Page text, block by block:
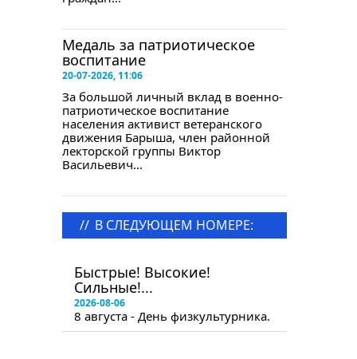
Медаль за патриотическое
воспитание
20-07-2026, 11:06
За большой личный вклад в военно-
патриотическое воспитание
населения активист ветеранского
движения Барыша, член районной
лекторской группы Виктор
Васильевич...
// В СЛЕДУЮЩЕМ НОМЕРЕ:
Быстрые! Высокие!
Сильные!...
2026-08-06
8 августа - День физкультурника.